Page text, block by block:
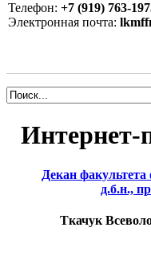
Телефон: +7 (919) 763-
Электронная почта:
Интернет-
Декан
д.б.н.,
Ткачук